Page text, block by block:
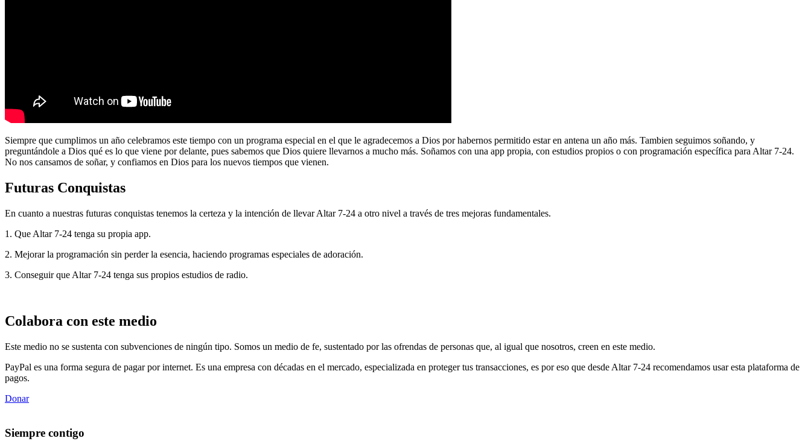
Siempre que cumplimos un año celebramos este tiempo con un programa especial en el que le agradecemos a Dios por habernos permitido estar en antena un año más. Tambien seguimos soñando, y
preguntándole a Dios qué es lo que viene por delante, pues sabemos que Dios quiere llevarnos a mucho más. Soñamos con una app propia, con estudios propios o con programación específica para Altar 7-24.
No nos cansamos de soñar, y confiamos en Dios para los nuevos tiempos que vienen.
Futuras Conquistas
En cuanto a nuestras futuras conquistas tenemos la certeza y la intención de llevar Altar 7-24 a otro nivel a través de tres mejoras fundamentales.
1. Que Altar 7-24 tenga su propia app.
2. Mejorar la programación sin perder la esencia, haciendo programas especiales de adoración.
3. Conseguir que Altar 7-24 tenga sus propios estudios de radio.
Colabora con este medio
Este medio no se sustenta con subvenciones de ningún tipo. Somos un medio de fe, sustentado por las ofrendas de personas que, al igual que nosotros, creen en este medio.
PayPal es una forma segura de pagar por internet. Es una empresa con décadas en el mercado, especializada en proteger tus transacciones, es por eso que desde Altar 7-24 recomendamos usar esta plataforma de
pagos.
Donar
Siempre contigo